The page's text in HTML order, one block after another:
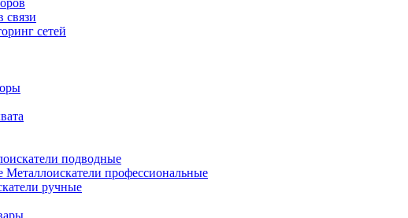
связи
сетей
подводные
Металлоискатели профессиональные
ручные